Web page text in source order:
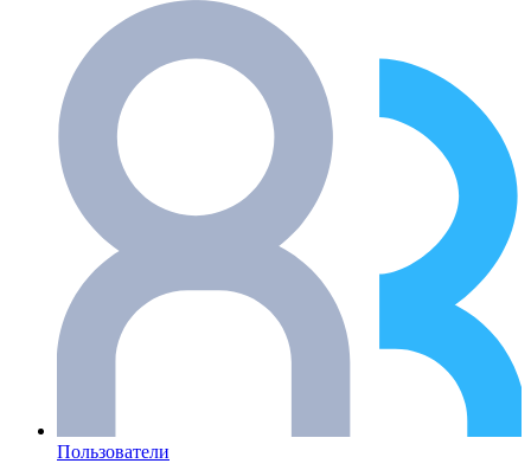
Пользователи